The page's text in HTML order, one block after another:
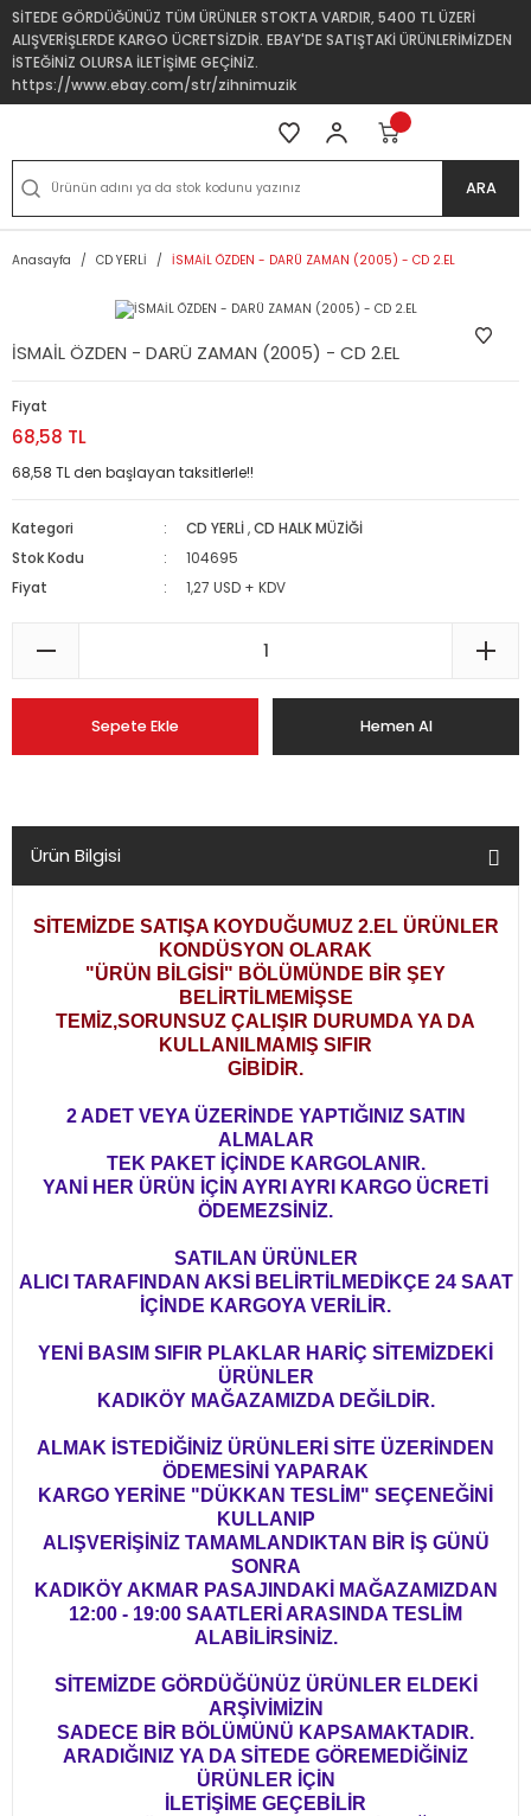
SİTEDE GÖRDÜĞÜNÜZ TÜM ÜRÜNLER STOKTA VARDIR, 5400 TL ÜZERİ
ALIŞVERİŞLERDE KARGO ÜCRETSİZDİR. EBAY'DE SATIŞTAKİ ÜRÜNLERİMİZDEN
İSTEĞİNİZ OLURSA İLETİŞİME GEÇİNİZ.
https://www.ebay.com/str/zihnimuzik
ARA
Anasayfa CD YERLİ İSMAİL ÖZDEN - DARÜ ZAMAN (2005) - CD 2.EL
İSMAİL ÖZDEN - DARÜ ZAMAN (2005) - CD 2.EL
Fiyat
68,58 TL
68,58 TL den başlayan taksitlerle!!
Kategori CD YERLİ ,CD HALK MÜZİĞİ
Stok Kodu
104695
Fiyat
1,27 USD + KDV
Sepete Ekle Hemen Al
Ürün Bilgisi
SİTEMİZDE SATIŞA KOYDUĞUMUZ 2.EL ÜRÜNLER
KONDÜSYON OLARAK
"ÜRÜN BİLGİSİ" BÖLÜMÜNDE BİR ŞEY
BELİRTİLMEMİŞSE
TEMİZ,SORUNSUZ ÇALIŞIR DURUMDA YA DA
KULLANILMAMIŞ SIFIR
GİBİDİR.
2 ADET VEYA ÜZERİNDE YAPTIĞINIZ SATIN
ALMALAR
TEK PAKET İÇİNDE KARGOLANIR.
YANİ HER ÜRÜN İÇİN AYRI AYRI KARGO ÜCRETİ
ÖDEMEZSİNİZ.
SATILAN ÜRÜNLER
ALICI TARAFINDAN AKSİ BELİRTİLMEDİKÇE 24 SAAT
İÇİNDE KARGOYA VERİLİR.
YENİ BASIM SIFIR PLAKLAR HARİÇ SİTEMİZDEKİ
ÜRÜNLER
KADIKÖY MAĞAZAMIZDA DEĞİLDİR.
ALMAK İSTEDİĞİNİZ ÜRÜNLERİ SİTE ÜZERİNDEN
ÖDEMESİNİ YAPARAK
KARGO YERİNE "DÜKKAN TESLİM" SEÇENEĞİNİ
KULLANIP
ALIŞVERİŞİNİZ TAMAMLANDIKTAN BİR İŞ GÜNÜ
SONRA
KADIKÖY AKMAR PASAJINDAKİ MAĞAZAMIZDAN
12:00 - 19:00 SAATLERİ ARASINDA TESLİM
ALABİLİRSİNİZ.
SİTEMİZDE GÖRDÜĞÜNÜZ ÜRÜNLER ELDEKİ
ARŞİVİMİZİN
SADECE BİR BÖLÜMÜNÜ KAPSAMAKTADIR.
ARADIĞINIZ YA DA SİTEDE GÖREMEDİĞİNİZ
ÜRÜNLER İÇİN
İLETİŞİME GEÇEBİLİR